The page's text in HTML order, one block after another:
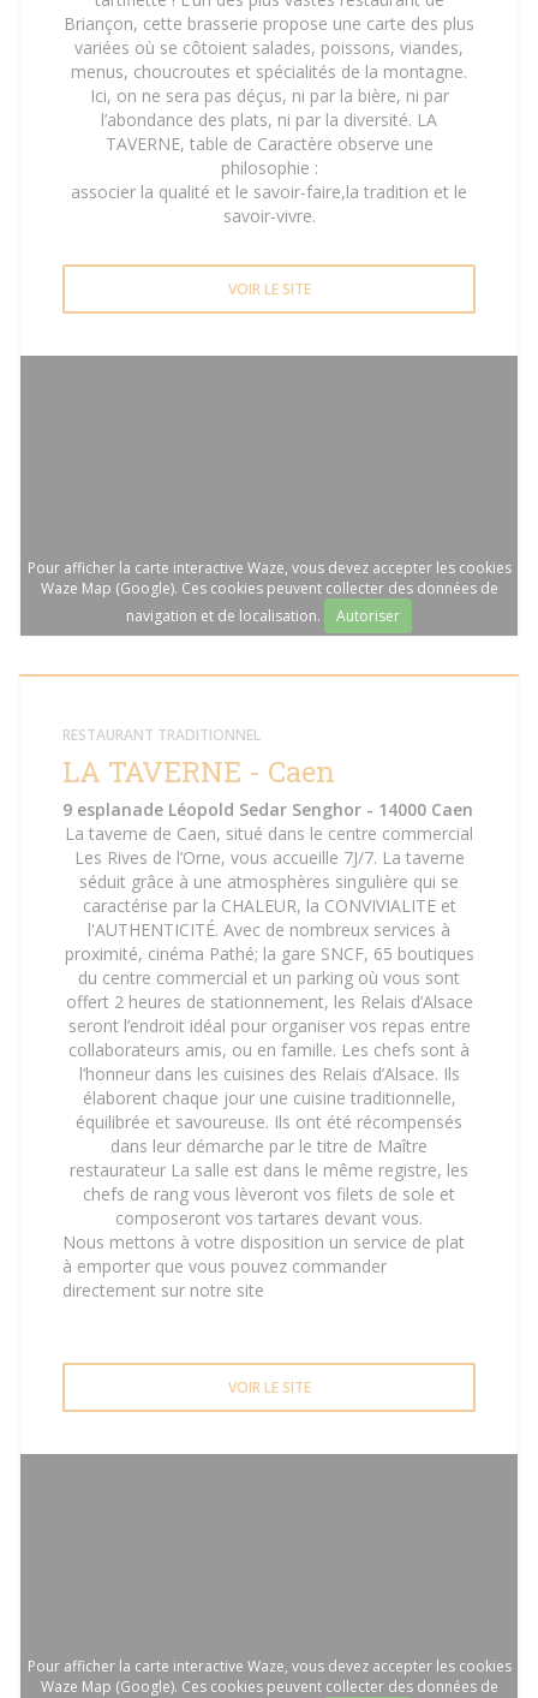
Briançon, cette brasserie propose une carte des plus
variées où se côtoient salades, poissons, viandes,
menus, choucroutes et spécialités de la montagne.
Ici, on ne sera pas déçus, ni par la bière, ni par
l’abondance des plats, ni par la diversité. LA
TAVERNE, table de Caractère observe une
philosophie :
associer la qualité et le savoir-faire,la tradition et le
savoir-vivre.
VOIR LE SITE
Pour afficher la carte interactive Waze, vous devez accepter les cookies
Waze Map (Google). Ces cookies peuvent collecter des données de
navigation et de localisation.
Autoriser
RESTAURANT TRADITIONNEL
LA TAVERNE - Caen
9 esplanade Léopold Sedar Senghor - 14000 Caen
La taverne de Caen, situé dans le centre commercial
Les Rives de l’Orne, vous accueille 7J/7. La taverne
séduit grâce à une atmosphères singulière qui se
caractérise par la CHALEUR, la CONVIVIALITE et
l'AUTHENTICITÉ. Avec de nombreux services à
proximité, cinéma Pathé; la gare SNCF, 65 boutiques
du centre commercial et un parking où vous sont
offert 2 heures de stationnement, les Relais d’Alsace
seront l’endroit idéal pour organiser vos repas entre
collaborateurs amis, ou en famille. Les chefs sont à
l’honneur dans les cuisines des Relais d’Alsace. Ils
élaborent chaque jour une cuisine traditionnelle,
équilibrée et savoureuse. Ils ont été récompensés
dans leur démarche par le titre de Maître
restaurateur La salle est dans le même registre, les
chefs de rang vous lèveront vos filets de sole et
composeront vos tartares devant vous.
Nous mettons à votre disposition un service de plat
à emporter que vous pouvez commander
directement sur notre site
VOIR LE SITE
Pour afficher la carte interactive Waze, vous devez accepter les cookies
Waze Map (Google). Ces cookies peuvent collecter des données de